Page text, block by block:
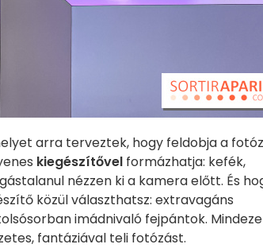
arra terveztek, hogy feldobja a
kiegészítővel formázhatja: kefék,
nézzen ki a kamera előtt. És
közül választhatsz: extravagáns
imádnivaló fejpántok.
fantáziával teli fotózást.